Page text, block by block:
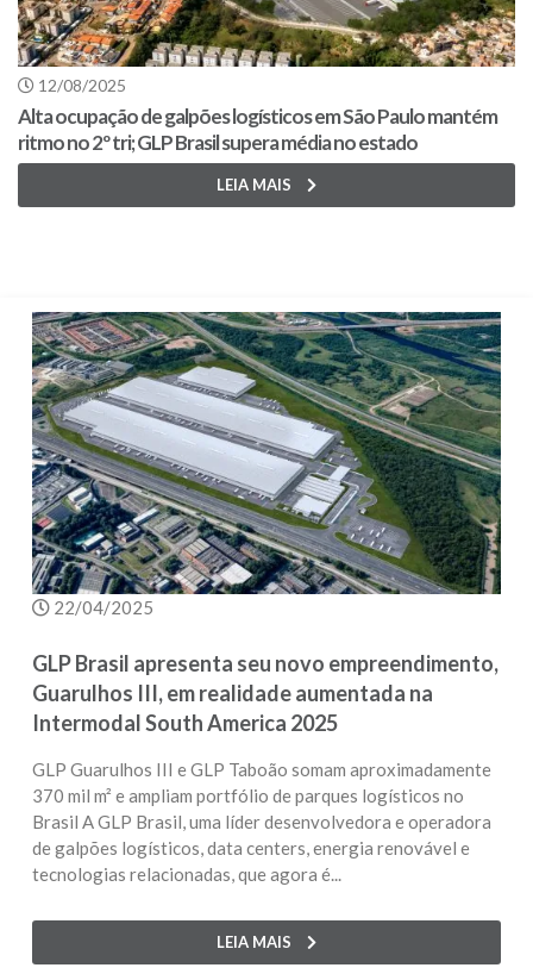
12/08/2025
Alta ocupação de galpões logísticos em São Paulo mantém
ritmo no 2º tri; GLP Brasil supera média no estado
LEIA MAIS
22/04/2025
GLP Brasil apresenta seu novo empreendimento,
Guarulhos III, em realidade aumentada na
Intermodal South America 2025
GLP Guarulhos III e GLP Taboão somam aproximadamente
370 mil m² e ampliam portfólio de parques logísticos no
Brasil A GLP Brasil, uma líder desenvolvedora e operadora
de galpões logísticos, data centers, energia renovável e
tecnologias relacionadas, que agora é...
LEIA MAIS